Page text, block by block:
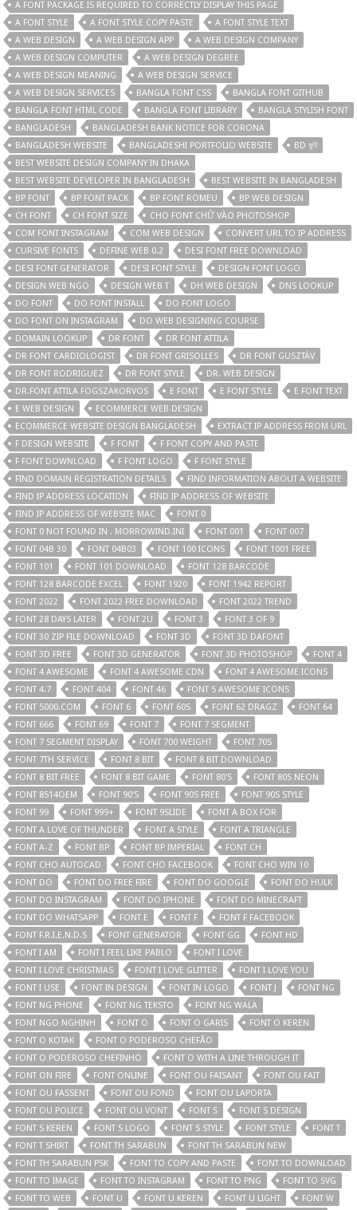
A FONT PACKAGE IS REQUIRED TO CORRECTLY DISPLAY THIS PAGE
A FONT STYLE
A FONT STYLE COPY PASTE
A FONT STYLE TEXT
A WEB DESIGN
A WEB DESIGN APP
A WEB DESIGN COMPANY
A WEB DESIGN COMPUTER
A WEB DESIGN DEGREE
A WEB DESIGN MEANING
A WEB DESIGN SERVICE
A WEB DESIGN SERVICES
BANGLA FONT CSS
BANGLA FONT GITHUB
BANGLA FONT HTML CODE
BANGLA FONT LIBRARY
BANGLA STYLISH FONT
BANGLADESH
BANGLADESH BANK NOTICE FOR CORONA
BANGLADESH WEBSITE
BANGLADESHI PORTFOLIO WEBSITE
BD ফন্ট
BEST WEBSITE DESIGN COMPANY IN DHAKA
BEST WEBSITE DEVELOPER IN BANGLADESH
BEST WEBSITE IN BANGLADESH
BP FONT
BP FONT PACK BP FONT ROMEU
BP WEB DESIGN
CH FONT
CH FONT SIZE
CHO FONT CHỮ VÀO PHOTOSHOP
COM FONT INSTAGRAM
COM WEB DESIGN
CONVERT URL TO IP ADDRESS
CURSIVE FONTS
DEFINE WEB 0.2
DESI FONT FREE DOWNLOAD
DESI FONT GENERATOR
DESI FONT STYLE
DESIGN FONT LOGO
DESIGN WEB NGO
DESIGN WEB T DH WEB DESIGN
DNS LOOKUP
DO FONT
DO FONT INSTALL
DO FONT LOGO
DO FONT ON INSTAGRAM
DO WEB DESIGNING COURSE
DOMAIN LOOKUP
DR FONT
DR FONT ATTILA
DR FONT CARDIOLOGIST
DR FONT GRISOLLES
DR FONT GUSZTÁV
DR FONT RODRIGUEZ
DR FONT STYLE
DR. WEB DESIGN
DR.FONT ATTILA FOGSZAKORVOS
E FONT E FONT STYLE
E FONT TEXT
E WEB DESIGN
ECOMMERCE WEB DESIGN
ECOMMERCE WEBSITE DESIGN BANGLADESH
EXTRACT IP ADDRESS FROM URL
F DESIGN WEBSITE
F FONT
F FONT COPY AND PASTE
F FONT DOWNLOAD
F FONT LOGO
F FONT STYLE
FIND DOMAIN REGISTRATION DETAILS
FIND INFORMATION ABOUT A WEBSITE
FIND IP ADDRESS LOCATION
FIND IP ADDRESS OF WEBSITE
FIND IP ADDRESS OF WEBSITE MAC
FONT 0
FONT 0 NOT FOUND IN . MORROWIND.INI
FONT 001
FONT 007
FONT 04B 30
FONT 04B03 FONT 100 ICONS
FONT 1001 FREE
FONT 101
FONT 101 DOWNLOAD
FONT 128 BARCODE
FONT 128 BARCODE EXCEL
FONT 1920
FONT 1942 REPORT
FONT 2022
FONT 2022 FREE DOWNLOAD
FONT 2022 TREND
FONT 28 DAYS LATER
FONT 2U FONT 3
FONT 3 OF 9
FONT 30 ZIP FILE DOWNLOAD
FONT 3D
FONT 3D DAFONT
FONT 3D FREE
FONT 3D GENERATOR FONT 3D PHOTOSHOP
FONT 4
FONT 4 AWESOME
FONT 4 AWESOME CDN
FONT 4 AWESOME ICONS
FONT 4.7
FONT 404 FONT 46
FONT 5 AWESOME ICONS
FONT 5000.COM
FONT 6 FONT 60S FONT 62 DRAGZ
FONT 64
FONT 666
FONT 69 FONT 7
FONT 7 SEGMENT
FONT 7 SEGMENT DISPLAY
FONT 700 WEIGHT
FONT 70S
FONT 7TH SERVICE
FONT 8 BIT
FONT 8 BIT DOWNLOAD
FONT 8 BIT FREE
FONT 8 BIT GAME FONT 80'S
FONT 80S NEON
FONT 8514OEM
FONT 90'S FONT 90S FREE
FONT 90S STYLE
FONT 99
FONT 999+ FONT 9SLIDE
FONT A BOX FOR
FONT A LOVE OF THUNDER
FONT A STYLE
FONT A TRIANGLE
FONT A-Z
FONT BP FONT BP IMPERIAL
FONT CH
FONT CHO AUTOCAD
FONT CHO FACEBOOK
FONT CHO WIN 10
FONT DO
FONT DO FREE FIRE FONT DO GOOGLE
FONT DO HULK
FONT DO INSTAGRAM
FONT DO IPHONE
FONT DO MINECRAFT
FONT DO WHATSAPP
FONT E FONT F
FONT F FACEBOOK
FONT F.R.I.E.N.D.S
FONT GENERATOR FONT GG
FONT HD
FONT I AM
FONT I FEEL LIKE PABLO
FONT I LOVE
FONT I LOVE CHRISTMAS
FONT I LOVE GLITTER
FONT I LOVE YOU
FONT I USE
FONT IN DESIGN FONT IN LOGO FONT J
FONT NG
FONT NG PHONE
FONT NG TEKSTO
FONT NG WALA
FONT NGO NGHINH
FONT O FONT O GARIS
FONT O KEREN
FONT O KOTAK
FONT O PODEROSO CHEFÃO
FONT O PODEROSO CHEFINHO
FONT O WITH A LINE THROUGH IT
FONT ON FIRE
FONT ONLINE FONT OU FAISANT
FONT OU FAIT
FONT OU FASSENT
FONT OU FOND
FONT OU LAPORTA
FONT OU POLICE
FONT OU VONT FONT S
FONT S DESIGN
FONT S KEREN
FONT S LOGO FONT S STYLE FONT STYLE
FONT T
FONT T SHIRT
FONT TH SARABUN
FONT TH SARABUN NEW
FONT TH SARABUN PSK
FONT TO COPY AND PASTE
FONT TO DOWNLOAD
FONT TO IMAGE
FONT TO INSTAGRAM FONT TO PNG
FONT TO SVG
FONT TO WEB
FONT U FONT U KEREN FONT U LIGHT
FONT W